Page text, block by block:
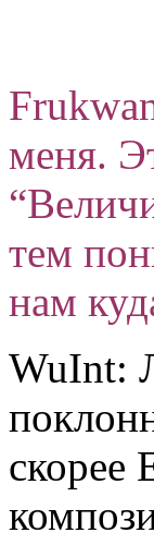
меня.
тем
нам
WuInt:
скорее